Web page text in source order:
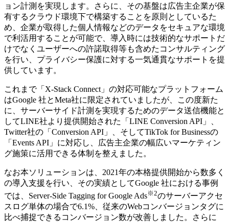
ョン計測を実現します。さらに、その基盤は広告主企業が保
有するクラウド環境下で構築することを原則としているた
め、企業が取得した個人情報などのデータをセキュアな環境
で利活用することが可能で、導入時には技術的なサポートだ
けでなくユーザーへの許諾取得等も含めたコンサルティング
を行い、プライバシー保護に対する一気通貫なサポートを提
供しています。
これまで「X-Stack Connect」の対応可能なプラットフォーム
はGoogle 社とMeta社に限定されていましたが、この度新た
に、サーバーサイド計測を実現するためのデータ送信機能と
してLINE社より提供開始された「LINE Conversion API」、
Twitter社の「Conversion API」、そしてTikTok for Businessの
「Events API」に対応し、広告主企業の幅広いマーケティン
グ施策に活用できる体制を整えました。
なお本ソリューションは、2021年の本格提供開始から数多く
の導入支援を行い、その実績としてGoogle 社における事例
では、Server-Side Tagging for Google Ads※2のサーバーアクセ
スログ単体の場合で6.1%、従来のWebコンバージョンタグに
比べ捕捉できるコンバージョン数が改善しました。さらに